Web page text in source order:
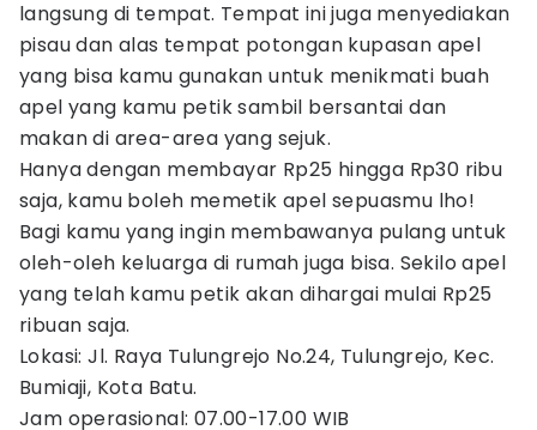
langsung di tempat. Tempat ini juga menyediakan
pisau dan alas tempat potongan kupasan apel
yang bisa kamu gunakan untuk menikmati buah
apel yang kamu petik sambil bersantai dan
makan di area-area yang sejuk.
Hanya dengan membayar Rp25 hingga Rp30 ribu
saja, kamu boleh memetik apel sepuasmu lho!
Bagi kamu yang ingin membawanya pulang untuk
oleh-oleh keluarga di rumah juga bisa. Sekilo apel
yang telah kamu petik akan dihargai mulai Rp25
ribuan saja.
Lokasi: Jl. Raya Tulungrejo No.24, Tulungrejo, Kec.
Bumiaji, Kota Batu.
Jam operasional: 07.00-17.00 WIB